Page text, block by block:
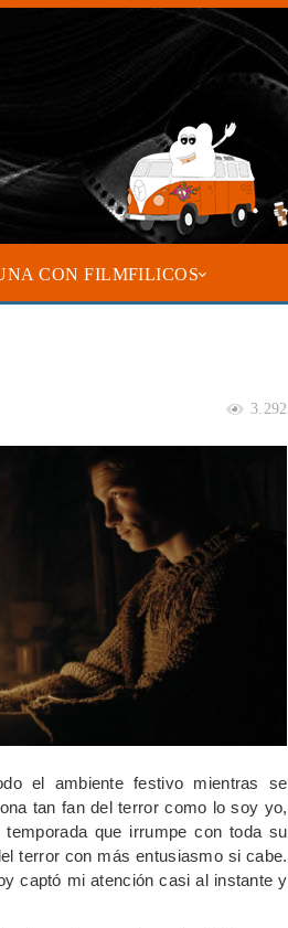
CON FILMFILICOS
3.292
el ambiente festivo mientras se
tan fan del terror como lo soy yo,
que irrumpe con toda su
terror con más entusiasmo si cabe.
captó mi atención casi al instante y